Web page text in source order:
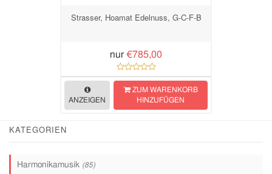
Strasser, Hoamat Edelnuss, G-C-F-B
nur €785,00
ANZEIGEN
ZUM WARENKORB
HINZUFÜGEN
KATEGORIEN
Harmonikamusik (85)